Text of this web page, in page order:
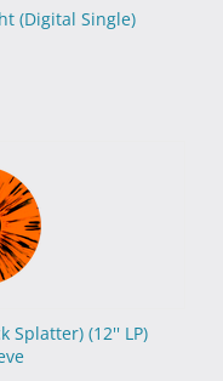
(Digital Single)
Splatter) (12'' LP)